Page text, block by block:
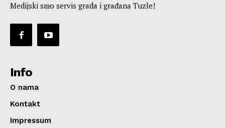
Medijski smo servis grada i građana Tuzle!
Info
O nama
Kontakt
Impressum